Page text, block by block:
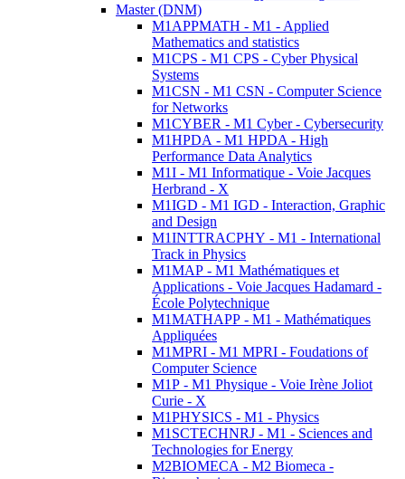
Master (DNM)
M1APPMATH - M1 - Applied
Mathematics and statistics
M1CPS - M1 CPS - Cyber Physical
Systems
M1CSN - M1 CSN - Computer Science
for Networks
M1CYBER - M1 Cyber - Cybersecurity
M1HPDA - M1 HPDA - High
Performance Data Analytics
M1I - M1 Informatique - Voie Jacques
Herbrand - X
M1IGD - M1 IGD - Interaction, Graphic
and Design
M1INTTRACPHY - M1 - International
Track in Physics
M1MAP - M1 Mathématiques et
Applications - Voie Jacques Hadamard -
École Polytechnique
M1MATHAPP - M1 - Mathématiques
Appliquées
M1MPRI - M1 MPRI - Foudations of
Computer Science
M1P - M1 Physique - Voie Irène Joliot
Curie - X
M1PHYSICS - M1 - Physics
M1SCTECHNRJ - M1 - Sciences and
Technologies for Energy
M2BIOMECA - M2 Biomeca -